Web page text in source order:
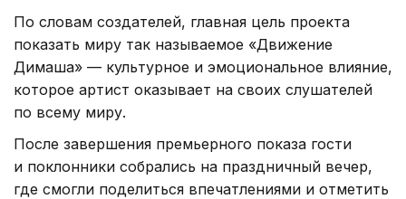
По словам создателей, главная цель проекта
показать миру так называемое «Движение
Димаша» — культурное и эмоциональное влияние,
которое артист оказывает на своих слушателей
по всему миру.
После завершения премьерного показа гости
и поклонники собрались на праздничный вечер,
где смогли поделиться впечатлениями и отметить